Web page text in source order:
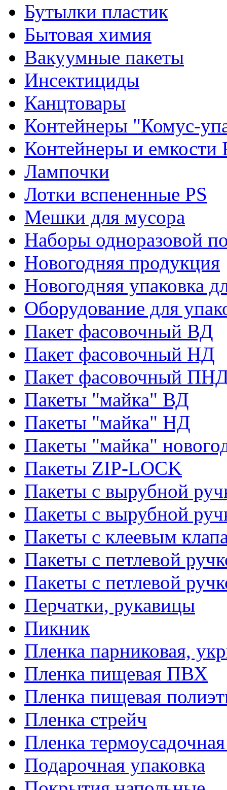
Бутылки пластик
Бытовая химия
Вакуумные пакеты
Инсектициды
Канцтовары
Контейнеры "Комус-
Контейнеры и емкости
Лампочки
Лотки вспененные PS
Мешки для мусора
Наборы одноразовой
Новогодняя продукция
Новогодняя упаковка
Оборудование для
Пакет фасовочный ВД
Пакет фасовочный НД
Пакет фасовочный
Пакеты "майка" ВД
Пакеты "майка" НД
Пакеты "майка"
Пакеты ZIP-LOCK
Пакеты с вырубной
Пакеты с вырубной
Пакеты с клеевым
Пакеты с петлевой
Пакеты с петлевой
Перчатки, рукавицы
Пикник
Пленка парниковая,
Пленка пищевая ПВХ
Пленка пищевая
Пленка стрейч
Пленка
Подарочная упаковка